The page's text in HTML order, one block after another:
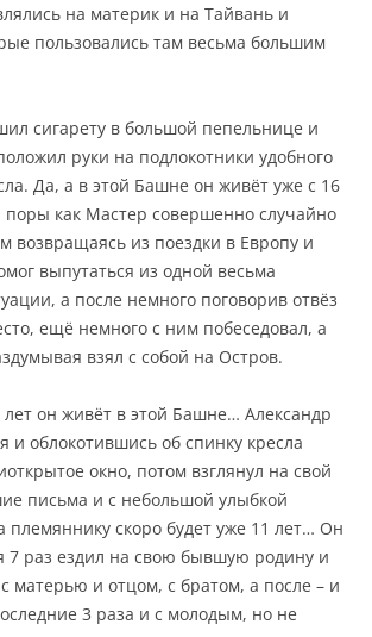
на материк и на Тайвань и
пользовались там весьма большим
сигарету в большой пепельнице и
руки на подлокотники удобного
Да, а в этой Башне он живёт уже с 16
поры как Мастер совершенно случайно
возвращаясь из поездки в Европу и
выпутаться из одной весьма
а после немного поговорив отвёз
ещё немного с ним побеседовал, а
взял с собой на Остров.
он живёт в этой Башне… Александр
и облокотившись об спинку кресла
окно, потом взглянул на свой
письма и с небольшой улыбкой
племяннику скоро будет уже 11 лет… Он
7 раз ездил на свою бывшую родину и
матерью и отцом, с братом, а после – и
3 раза и с молодым, но не